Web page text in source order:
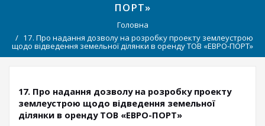
ПОРТ»
Головна
17. Про надання дозволу на розробку проекту землеустрою
щодо відведення земельної ділянки в оренду ТОВ «ЕВРО-ПОРТ»
17. Про надання дозволу на розробку проекту
землеустрою щодо відведення земельної
ділянки в оренду ТОВ «ЕВРО-ПОРТ»